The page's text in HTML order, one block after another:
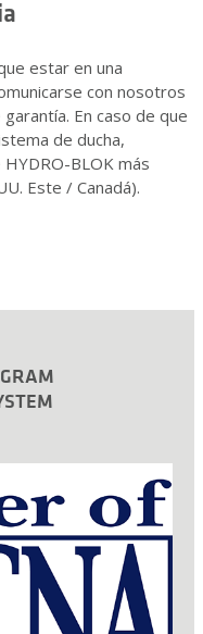
estar en una
con nosotros
En caso de que
de ducha,
BLOK más
Este / Canadá).